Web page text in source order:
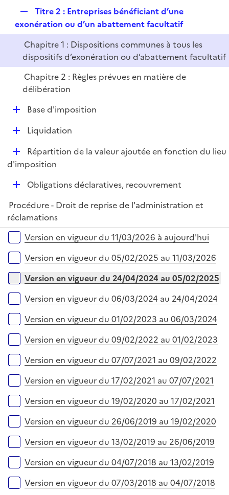
e
r
l
i
e
r
e
p
l
i
e
r
Titre 2 : Entreprises bénéficiant d’une
exonération ou d’un abattement facultatif
Chapitre 1 : Dispositions communes à tous les
dispositifs d’exonération ou d’abattement facultatif
Chapitre 2 : Règles prévues en matière de
délibération
D
e
Base d'imposition
D
l
r
Liquidation
D
é
e
r
Répartition de la valeur ajoutée en fonction du lieu
d'imposition
D
p
l
e
r
Obligations déclaratives, recouvrement
Procédure - Droit de reprise de l'administration et
réclamations
Versions sur la période
Version en vigueur du 11/03/2026 à aujourd'hui
Version en vigueur du 05/02/2025 au 11/03/2026
Version en vigueur du 24/04/2024 au 05/02/2025
Version en vigueur du 06/03/2024 au 24/04/2024
Version en vigueur du 01/02/2023 au 06/03/2024
Version en vigueur du 09/02/2022 au 01/02/2023
Version en vigueur du 07/07/2021 au 09/02/2022
Version en vigueur du 17/02/2021 au 07/07/2021
Version en vigueur du 19/02/2020 au 17/02/2021
Version en vigueur du 26/06/2019 au 19/02/2020
Version en vigueur du 13/02/2019 au 26/06/2019
Version en vigueur du 04/07/2018 au 13/02/2019
Version en vigueur du 07/03/2018 au 04/07/2018